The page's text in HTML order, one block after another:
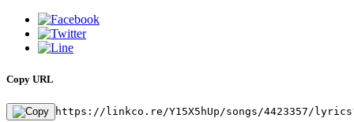
Copy URL
https://linkco.re/Y15X5hUp/songs/4423357/